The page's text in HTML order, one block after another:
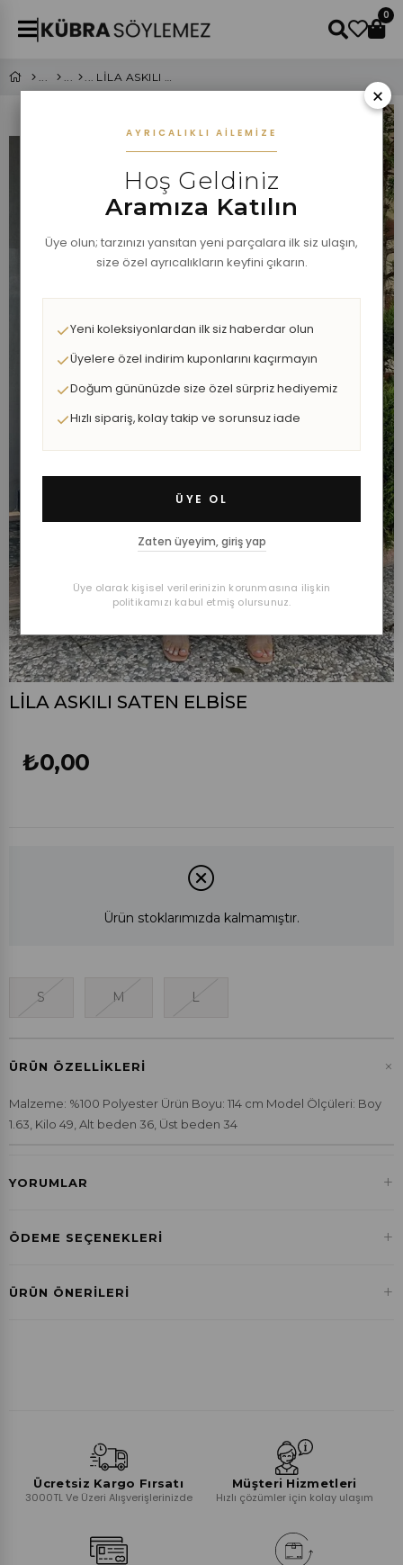
0
LİLA ASKILI SATEN ELBİSE
LİLA ASKILI SATEN ELBİSE
₺0,00
Ürün stoklarımızda kalmamıştır.
S M L
ÜRÜN ÖZELLIKLERI +
Malzeme: %100 Polyester Ürün Boyu: 114 cm Model Ölçüleri: Boy
1.63, Kilo 49, Alt beden 36, Üst beden 34
YORUMLAR +
ÖDEME SEÇENEKLERI +
Havale ile Ödeme
ÜRÜN ÖNERILERI +
Ücretsiz Kargo Fırsatı
3000TL Ve Üzeri Alışverişlerinizde
Müşteri Hizmetleri
Hızlı çözümler için kolay ulaşım
×
AYRICALIKLI AILEMIZE
Hoş Geldiniz
Aramıza Katılın
Üye olun; tarzınızı yansıtan yeni parçalara ilk siz ulaşın,
size özel ayrıcalıkların keyfini çıkarın.
Yeni koleksiyonlardan ilk siz haberdar olun
Üyelere özel indirim kuponlarını kaçırmayın
Doğum gününüzde size özel sürpriz hediyemiz
Hızlı sipariş, kolay takip ve sorunsuz iade
ÜYE OL
Zaten üyeyim, giriş yap
Üye olarak kişisel verilerinizin korunmasına ilişkin
politikamızı kabul etmiş olursunuz.